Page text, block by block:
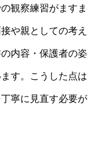
観察練習がますま
や親としての考え
内容・保護者の姿
す。こうした点は
寧に見直す必要が